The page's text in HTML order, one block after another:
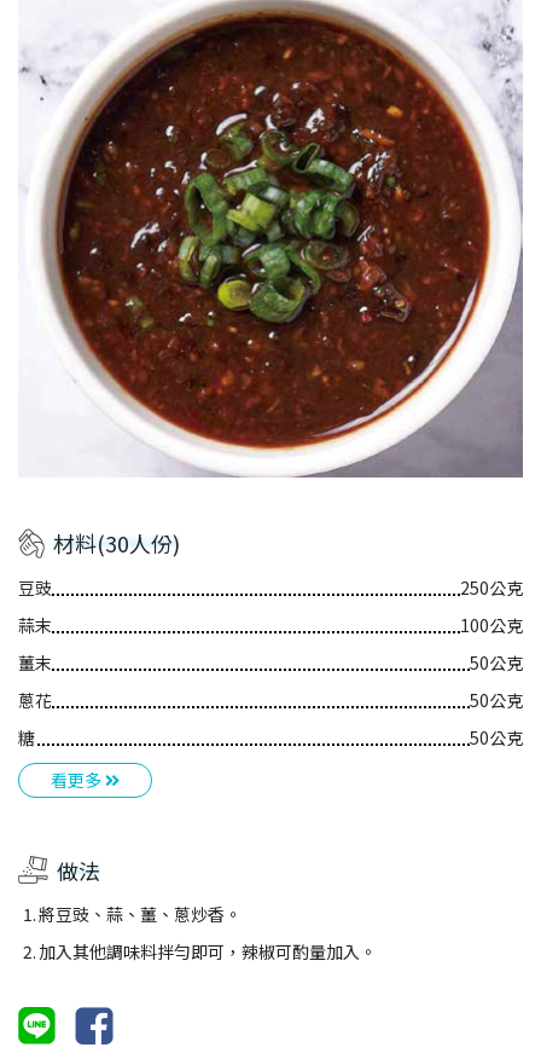
材料(30人份)
豆豉
250公克
蒜末
100公克
薑末
50公克
蔥花
50公克
糖
50公克
看更多
做法
將豆豉、蒜、薑、蔥炒香。
加入其他調味料拌勻即可，辣椒可酌量加入。